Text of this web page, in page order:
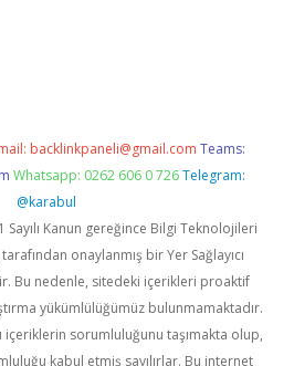
backlinkpaneli@gmail.com Teams:
Whatsapp: 0262 606 0 726 Telegram:
@karabul
Sayılı Kanun gereğince Bilgi Teknolojileri
onaylanmış bir Yer Sağlayıcı
Bu nedenle, sitedeki içerikleri proaktif
yükümlülüğümüz bulunmamaktadır.
içeriklerin sorumluluğunu taşımakta olup,
kabul etmiş sayılırlar. Bu internet